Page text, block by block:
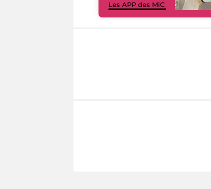
Les APP des MiC